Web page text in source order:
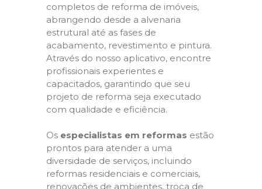
completos de reforma de imóveis,
abrangendo desde a alvenaria
estrutural até as fases de
acabamento, revestimento e pintura.
Através do nosso aplicativo, encontre
profissionais experientes e
capacitados, garantindo que seu
projeto de reforma seja executado
com qualidade e eficiência.
Os especialistas em reformas estão
prontos para atender a uma
diversidade de serviços, incluindo
reformas residenciais e comerciais,
renovações de ambientes, troca de